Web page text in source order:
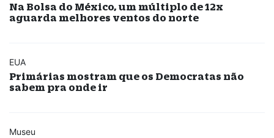
Na Bolsa do México, um múltiplo de 12x
aguarda melhores ventos do norte
EUA
Primárias mostram que os Democratas não
sabem pra onde ir
Museu